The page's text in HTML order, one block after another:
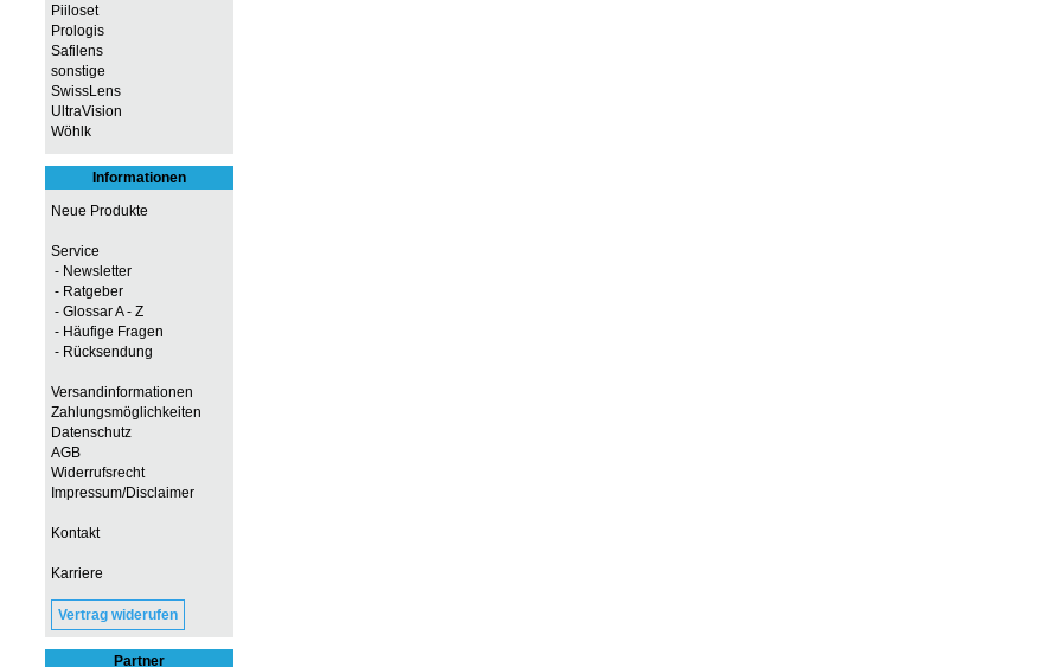
Piiloset
Prologis
Safilens
sonstige
SwissLens
UltraVision
Wöhlk
Informationen
Neue Produkte
Service
- Newsletter
- Ratgeber
- Glossar A - Z
- Häufige Fragen
- Rücksendung
Versandinformationen
Zahlungsmöglichkeiten
Datenschutz
AGB
Widerrufsrecht
Impressum/Disclaimer
Kontakt
Karriere
Vertrag widerufen
Partner